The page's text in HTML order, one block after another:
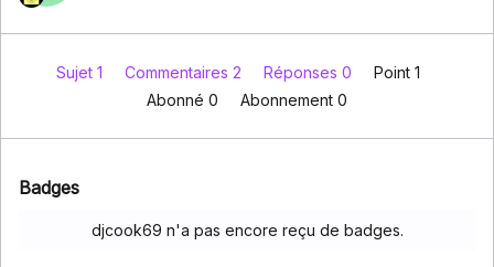
Sujet 1 Commentaires 2 Réponses 0
Point 1
Abonné 0 Abonnement 0
Badges
djcook69 n'a pas encore reçu de badges.